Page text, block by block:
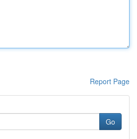
Report Page
Go